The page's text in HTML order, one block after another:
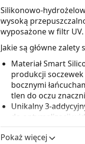
Silikonowo-
wysoką
wyposażone w filtr UV.
Jakie są główne
Materiał Smart
produkcji
bocznymi
tlen do oczu
Unikalny 3-
do optymalizacji
System została
wszystkie
Pokaż więcej